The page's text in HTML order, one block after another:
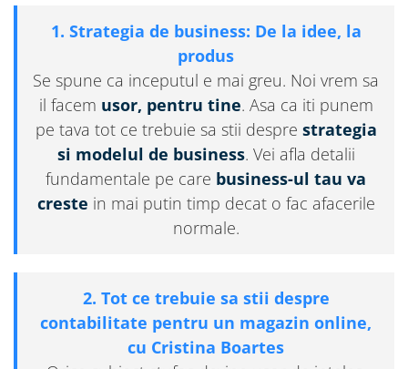
1. Strategia de business: De la idee, la
produs
Se spune ca inceputul e mai greu. Noi vrem sa
il facem usor, pentru tine. Asa ca iti punem
pe tava tot ce trebuie sa stii despre strategia
si modelul de business. Vei afla detalii
fundamentale pe care business-ul tau va
creste in mai putin timp decat o fac afacerile
normale.
2. Tot ce trebuie sa stii despre
contabilitate pentru un magazin online,
cu Cristina Boartes